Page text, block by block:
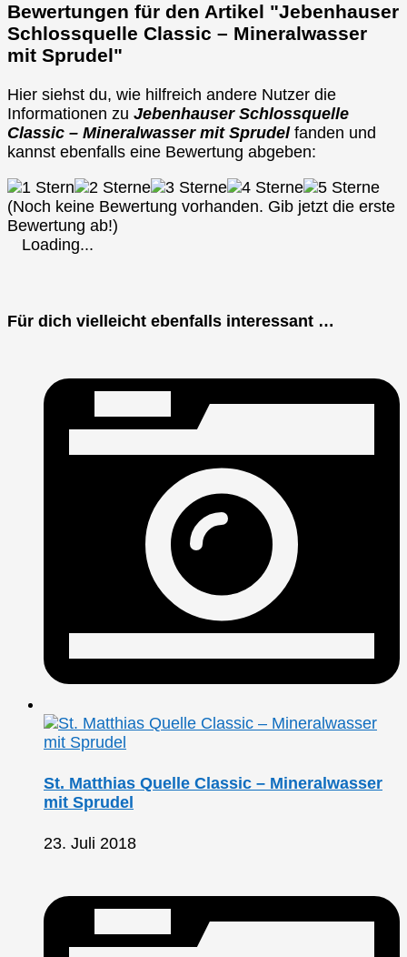
Bewertungen für den Artikel "Jebenhauser
Schlossquelle Classic – Mineralwasser
mit Sprudel"
Hier siehst du, wie hilfreich andere Nutzer die
Informationen zu Jebenhauser Schlossquelle
Classic – Mineralwasser mit Sprudelfanden und
kannst ebenfalls eine Bewertung abgeben:
(Noch keine Bewertung vorhanden. Gib jetzt die erste
Bewertung ab!)
Loading...
Für dich vielleicht ebenfalls interessant …
St. Matthias Quelle Classic – Mineralwasser
mit Sprudel
23. Juli 2018